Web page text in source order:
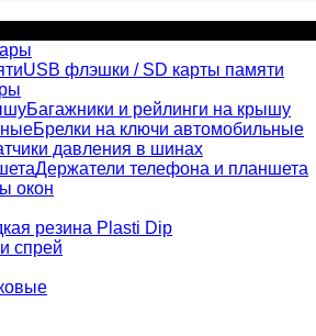
USB флэшки / SD карты памяти
Багажники и рейлинги на крышу
Брелки на ключи автомобильные
давления в шинах
Держатели телефона и планшета
окон
резина Plasti Dip
спрей